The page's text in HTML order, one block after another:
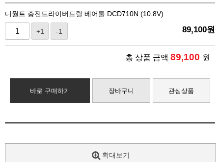
디월트 충전드라이버드릴 베어툴 DCD710N (10.8V)
+1 -1 89,100원
총 상품 금액 89,100 원
바로 구매하기 장바구니 관심상품
확대보기